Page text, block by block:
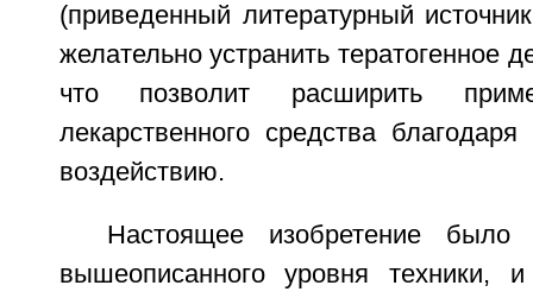
(приведенный литературный
желательно устранить тератогенное
что позволит расширить
лекарственного средства
воздействию.
Настоящее изобретение
вышеописанного уровня техники,